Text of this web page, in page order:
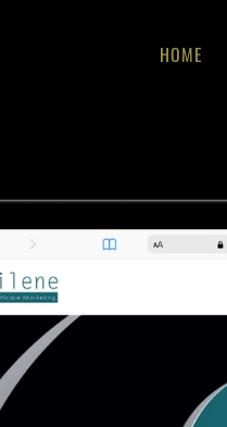
HOME